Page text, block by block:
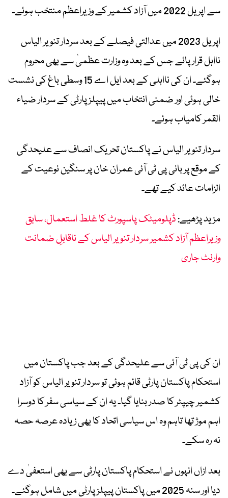
سے اپریل 2022 میں آزاد کشمیر کے وزیراعظم منتخب ہوئے۔
اپریل 2023 میں عدالتی فیصلے کے بعد سردار تنویر الیاس
نااہل قرار پائے جس کے بعد وہ وزارت عظمیٰ سے بھی محروم
ہوگئے۔ ان کی نااہلی کے بعد ایل اے 15 وسطی باغ کی نشست
خالی ہوئی اور ضمنی انتخاب میں پیپلز پارٹی کے سردار ضیاء
القمر کامیاب ہوئے۔
سردار تنویر الیاس نے پاکستان تحریک انصاف سے علیحدگی
کے موقع پر بانی پی ٹی آئی عمران خان پر سنگین نوعیت کے
الزامات عائد کیے تھے۔
مزید پڑھیے:ڈپلومیٹک پاسپورٹ کا غلط استعمال، سابق
وزیراعظم آزاد کشمیر سردار تنویر الیاس کے ناقابلِ ضمانت
وارنٹ جاری
ان کی پی ٹی آئی سے علیحدگی کے بعد جب پاکستان میں
استحکام پاکستان پارٹی قائم ہوئی تو سردار تنویر الیاس کو آزاد
کشمیر چیپٹر کا صدر بنایا گیا۔ یہ ان کے سیاسی سفر کا دوسرا
اہم موڑ تھا تاہم وہ اس سیاسی اتحاد کا بھی زیادہ عرصہ حصہ
نہ رہ سکے۔
بعد ازاں انہوں نے استحکام پاکستان پارٹی سے بھی استعفیٰ دے
دیا اور سنہ 2025 میں پاکستان پیپلز پارٹی میں شامل ہوگئے۔